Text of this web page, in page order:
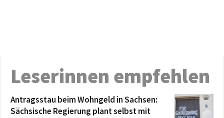
Leserinnen empfehlen
Antragsstau beim Wohngeld in Sachsen:
Sächsische Regierung plant selbst mit